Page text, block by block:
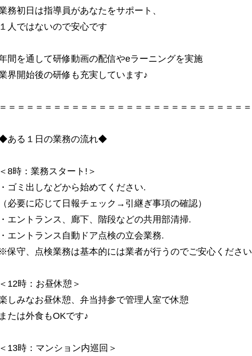
務初日は指導員があなたをサポート、
１人ではないので安心です
間を通して研修動画の配信やeラーニングを実施
界開始後の研修も充実しています♪
＝＝＝＝＝＝＝＝＝＝＝＝＝＝＝＝＝＝＝＝＝＝＝＝＝＝＝＝
ある１日の業務の流れ◆
＜8時：業務スタート!＞
・ゴミ出しなどから始めてください.
（必要に応じて日報チェック→引継ぎ事項の確認）
・エントランス、廊下、階段などの共用部清掃.
・エントランス自動ドア点検の立会業務.
※保守、点検業務は基本的には業者が行うのでご安心くださ
＜12時：お昼休憩＞
しみなお昼休憩、弁当持参で管理人室で休憩
または外食もOKです♪
＜13時：マンション内巡回＞